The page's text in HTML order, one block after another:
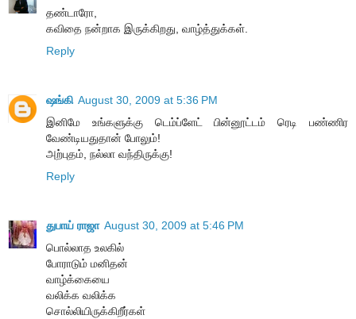
தண்டாரோ,
கவிதை நன்றாக இருக்கிறது, வாழ்த்துக்கள்.
Reply
ஷங்கி August 30, 2009 at 5:36 PM
இனிமே உங்களுக்கு டெம்ப்ளேட் பின்னூட்டம் ரெடி பண்ணிர
வேண்டியதுதான் போலும்!
அற்புதம், நல்லா வந்திருக்கு!
Reply
துபாய் ராஜா August 30, 2009 at 5:46 PM
பொல்லாத உலகில்
போராடும் மனிதன்
வாழ்க்கையை
வலிக்க வலிக்க
சொல்லியிருக்கிறீர்கள்